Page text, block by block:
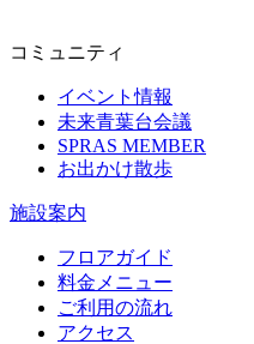
コミュニティ
イベント情報
未来青葉台会議
SPRAS MEMBER
お出かけ散歩
施設案内
フロアガイド
料金メニュー
ご利用の流れ
アクセス